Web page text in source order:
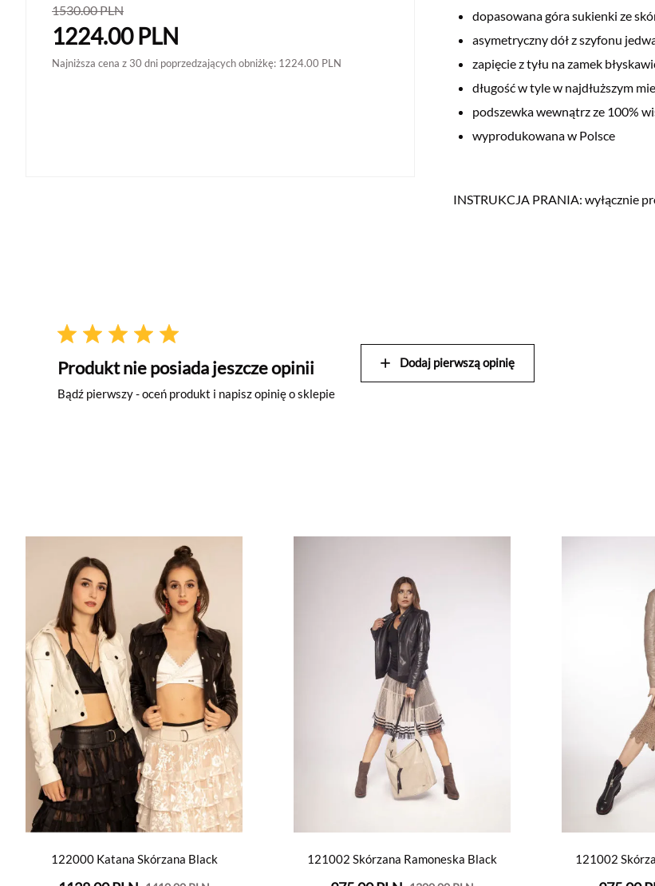
1530.00PLN
1224.00PLN
Najniższa cena z 30 dni poprzedzających obniżkę: 1224.00 PLN
dopasowana góra sukienki ze
asymetryczny dół z szyfonu
zapięcie z tyłu na zamek
długość w tyle w najdłuższym
podszewka wewnątrz ze 100%
wyprodukowana w Polsce
INSTRUKCJA PRANIA: wyłącznie
Produkt nie posiada jeszcze opinii
Bądź pierwszy - oceń produkt i napisz opinię o sklepie
Dodaj pierwszą opinię
122000 Katana Skórzana Black 121002 Skórzana Ramoneska Black 121002